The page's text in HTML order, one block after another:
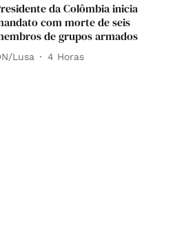
da Colômbia inicia
com morte de seis
de grupos armados
Lusa 4 Horas